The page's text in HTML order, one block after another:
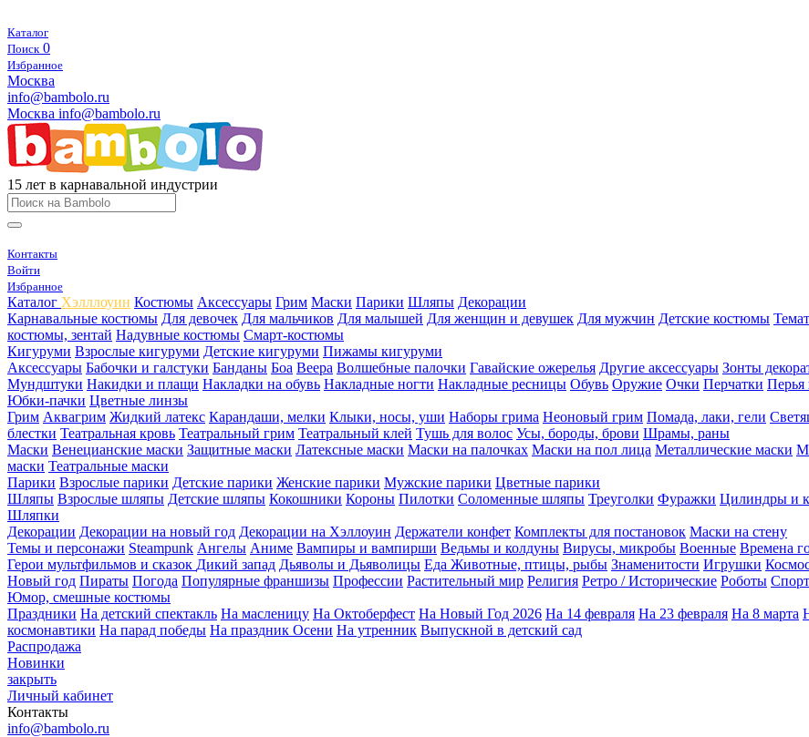
Каталог
Поиск 0
Избранное
Москва
info@bambolo.ru
Москва info@bambolo.ru
15 лет в карнавальной индустрии
Контакты
Войти
Избранное
Каталог Хэлллоуин Костюмы Аксессуары Грим Маски Парики Шляпы Декорации
Карнавальные костюмы Для девочек Для мальчиков Для малышей Для женщин и девушек Для мужчин Детские костюмы
костюмы, зентай Надувные костюмы Смарт-костюмы
Кигуруми Взрослые кигуруми Детские кигуруми Пижамы кигуруми
Аксессуары Бабочки и галстуки Банданы Боа Веера Волшебные палочки Гавайские ожерелья Другие аксессуары Зонты
Мундштуки Накидки и плащи Накладки на обувь Накладные ногти Накладные ресницы Обувь Оружие Очки Перчатки Перья
Юбки-пачки Цветные линзы
Грим Аквагрим Жидкий латекс Карандаши, мелки Клыки, носы, уши Наборы грима Неоновый грим Помада, лаки, гели
блестки Театральная кровь Театральный грим Театральный клей Тушь для волос Усы, бороды, брови Шрамы, раны
Маски Венецианские маски Защитные маски Латексные маски Маски на палочках Маски на пол лица Металлические маски
маски Театральные маски
Парики Взрослые парики Детские парики Женские парики Мужские парики Цветные парики
Шляпы Взрослые шляпы Детские шляпы Кокошники Короны Пилотки Соломенные шляпы Треуголки Фуражки Цилиндры и
Шляпки
Декорации Декорации на новый год Декорации на Хэллоуин Держатели конфет Комплекты для постановок Маски на стену
Темы и персонажи Steampunk Ангелы Аниме Вампиры и вампирши Ведьмы и колдуны Вирусы, микробы Военные Времена
Герои мультфильмов и сказок Дикий запад Дьяволы и Дьяволицы Еда Животные, птицы, рыбы Знаменитости Игрушки
Новый год Пираты Погода Популярные франшизы Профессии Растительный мир Религия Ретро / Исторические Роботы Спорт
Юмор, смешные костюмы
Праздники На детский спектакль На масленицу На Октоберфест На Новый Год 2026 На 14 февраля На 23 февраля На 8 марта
космонавтики На парад победы На праздник Осени На утренник Выпускной в детский сад
Распродажа
Новинки
закрыть
Личный кабинет
Контакты
info@bambolo.ru